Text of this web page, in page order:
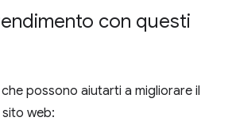
con questi
possono aiutarti a migliorare il
web: